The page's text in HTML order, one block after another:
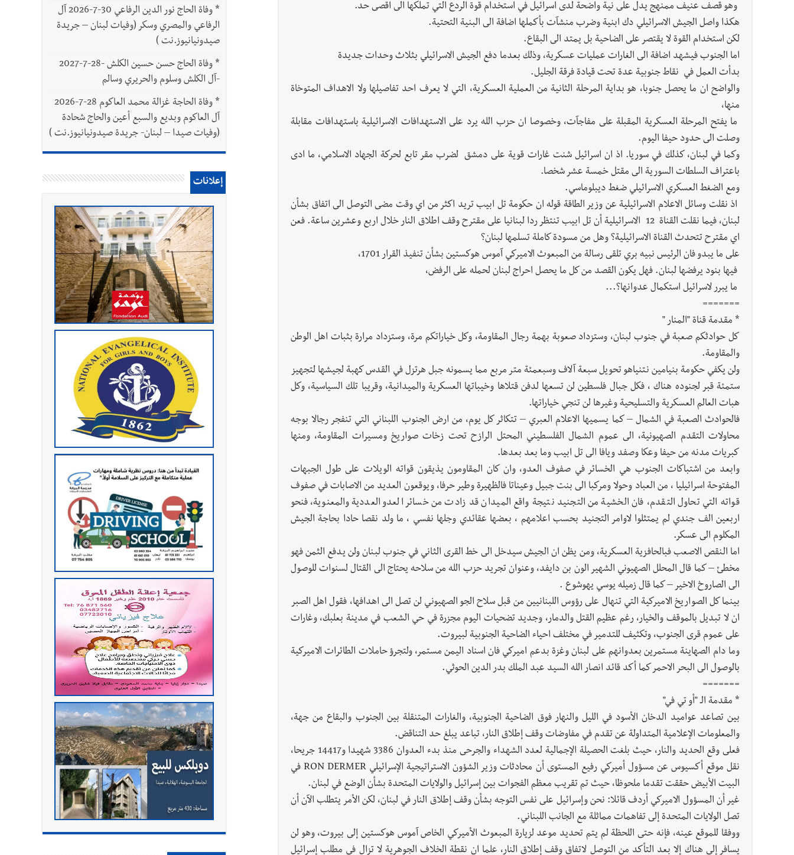
وهو قصف عنيف ممنهج يدل على نية واضحة لدى اسرائيل في استخدام قوة الردع التي تملكها الى اقصى حد.
هكذا واصل الجيش الاسرائيلي دك ابنية وضرب منشآت بأكملها اضافة الى البنية التحتية.
لكن استخدام القوة لا يقتصر على الضاحية بل يمتد الى البقاع.
اما الجنوب فيشهد اضافة الى الغارات عمليات عسكرية، وذلك بعدما دفع الجيش الاسرائيلي بثلاث وحدات جديدة
بدأت العمل في نقاط جنوبية عدة تحت قيادة فرقة الجليل.
والواضح ان ما يحصل جنوبا، هو بداية المرحلة الثانية من العملية العسكرية، التي لا يعرف احد تفاصيلها ولا الاهداف المتوخاة
منها،
ما يفتح المرحلة العسكرية المقبلة على مفاجآت، وخصوصا ان حزب الله يرد على الاستهدافات الاسرائيلية باستهدافات مقابلة
وصلت الى حدود حيفا اليوم.
وكما في لبنان، كذلك في سوريا. اذ ان اسرائيل شنت غارات قوية على دمشق لضرب مقر تابع لحركة الجهاد الاسلامي، ما ادى
باعتراف السلطات السورية الى مقتل خمسة عشر شخصا.
ومع الضغط العسكري الاسرائيلي ضغط ديبلوماسي.
اذ نقلت وسائل الاعلام الاسرائيلية عن وزير الطاقة قوله ان حكومة تل ابيب تريد اكثر من اي وقت مضى التوصل الى اتفاق بشأن
لبنان، فيما نقلت القناة 12 الاسرائيلية أن تل ابيب تنتظر ردا لبنانيا على مقترح وقف اطلاق النار خلال اربع وعشرين ساعة. فعن
اي مقترح تتحدث القناة الاسرائيلية؟ وهل من مسودة كاملة تسلمها لبنان؟
على ما يبدو فان الرئيس نبيه بري تلقى رسالة من المبعوث الاميركي آموس هوكستين بشأن تنفيذ القرار 1701،
فيها بنود يرفضها لبنان. فهل يكون القصد من كل ما يحصل احراج لبنان لحمله على الرفض،
ما يبرر لاسرائيل استكمال عدوانها؟...
=======
* مقدمة قناة "المنار "
كل حوادثكم صعبة في جنوب لبنان، وستزداد صعوبة بهمة رجال المقاومة، وكل خياراتكم مرة، وستزداد مرارة بثبات اهل الوطن
والمقاومة.
ولن يكفي حكومة بنيامين نتنياهو تحويل سبعة آلاف وسبعمئة متر مربع مما يسمونه جبل هرتزل في القدس كهبة لجيشها لتجهيز
ستمئة قبر لجنوده هناك ، فكل جبال فلسطين لن تسعها لدفن قتلاها وخيباتها العسكرية والميدانية، وقريبا تلك السياسية، وكل
هبات العالم العسكرية والتسليحية وغيرها لن تنجي خياراتها.
فالحوادث الصعبة في الشمال – كما يسميها الاعلام العبري – تتكاثر كل يوم، من ارض الجنوب اللبناني التي تنفجر رجالا بوجه
محاولات التقدم الصهيونية، الى عموم الشمال الفلسطيني المحتل الرازح تحت زخات صواريخ ومسيرات المقاومة، ومنها
كبريات مدنه من حيفا وعكا وصفد ويافا الى تل ابيب وما بعد بعدها.
وابعد من اشتباكات الجنوب هي الخسائر في صفوف العدو، وان كان المقاومون يذيقون قواته الويلات على طول الجبهات
المفتوحة اسرائيليا ، من العباد وحولا ومركبا الى بنت جبيل وعيناتا فالظهيرة وطير حرفا، ويوقعون العديد من الاصابات في صفوف
قواته التي تحاول التقدم، فان الخشية من التجنيد نتيجة واقع الميدان قد زادت من خسائر العدو العددية والمعنوية، فنحو
اربعين الف جندي لم يمتثلوا لاوامر التجنيد بحسب اعلامهم ، بعضها عقائدي وجلها نفسي ، ما ولد نقصا حادا بحاجة الجيش
المكلوم الى عسكر.
اما النقص الاصعب فبالحافزية العسكرية، ومن يظن ان الجيش سيدخل الى خط القرى الثاني في جنوب لبنان ولن يدفع الثمن فهو
مخطئ – كما قال المحلل الصهيوني الشهير الون بن دايفد، وعنوان تجريد حزب الله من سلاحه يحتاج الى القتال لسنوات للوصول
الى الصاروخ الاخير – كما قال زميله يوسي يهوشوع .
بينما كل الصواريخ الاميركية التي تنهال على رؤوس اللبنانيين من قبل سلاح الجو الصهيوني لن تصل الى اهدافها، فقول اهل الصبر
ان لا تبديل بالموقف والخيار، رغم عظيم القتل والدمار، وجديد تضحيات اليوم مجزرة في حي الشعب في مدينة بعلبك، وغارات
على عموم قرى الجنوب، وتكثيف للتدمير في مختلف احياء الضاحية الجنوبية لبيروت.
وما دام الصهاينة مستمرين بعدوانهم على لبنان وغزة بدعم اميركي فان اسناد اليمن مستمر، ولتجرؤ حاملات الطائرات الاميركية
بالوصول الى البحر الاحمر كما أكد قائد انصار الله السيد عبد الملك بدر الدين الحوثي.
=======
* مقدمة الـ "أو تي في"
بين تصاعد عواميد الدخان الأسود في الليل والنهار فوق الضاحية الجنوبية، والغارات المتنقلة بين الجنوب والبقاع من جهة،
والمعلومات الإعلامية المتداولة عن تقدم في مفاوضات وقف إطلاق النار، تباعد يبلغ حد التناقض.
فعلى وقع الحديد والنار، حيث بلغت الحصيلة الإجمالية لعدد الشهداء والجرحى منذ بدء العدوان 3386 شهيدا و14417 جريحا،
نقل موقع أكسيوس عن مسؤول أميركي رفيع المستوى أن محادثات وزير الشؤون الاستراتيجية الإسرائيلي RON DERMER في
البيت الأبيض حققت تقدما ملحوظا، حيث تم تقريب معظم الفجوات بين إسرائيل والولايات المتحدة بشأن الوضع في لبنان.
غير أن المسؤول الاميركي أردف قائلا: نحن وإسرائيل على نفس التوجه بشأن وقف إطلاق النار في لبنان، لكن الأمر يتطلب الآن أن
تصل الولايات المتحدة إلى تفاهمات مماثلة مع الجانب اللبناني.
ووفقا للموقع عينه، فإنه حتى اللحظة لم يتم تحديد موعد لزيارة المبعوث الأميركي الخاص آموس هوكستين إلى بيروت، وهو لن
يسافر إلى هناك إلا بعد التأكد من التوصل لاتفاق وقف إطلاق النار، علما ان نقطة الخلاف الجوهرية لا تزال في مطلب إسرائيل
*
وفاة الحاج نور الدين الرفاعي 30-7-2026 آل
الرفاعي والمصري وسكر (وفيات لبنان – جريدة
صيدونيانيوز.نت )
*
وفاة الحاج حسن حسين الكلش -28-7-2027
-آل الكلش وسلوم والحريري وسالم
*
وفاة الحاجة غزالة محمد العاكوم 28-7-2026
آل العاكوم وبديع والسبع أعين والحاج شحادة
(وفيات صيدا – لبنان- جريدة صيدونيانيوز.نت )
إعلانات